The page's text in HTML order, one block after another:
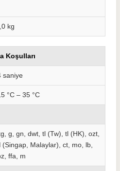
kg
Koşulları
saniye
°C – 35 °C
g, gn, dwt, tl (Tw), tl (HK), ozt,
(Singap, Malaylar), ct, mo, lb,
ffa, m